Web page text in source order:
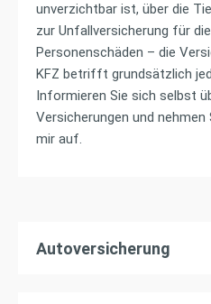
unverzichtbar ist, über die
zur Unfallversicherung für
Personenschäden – die
KFZ betrifft grundsätzlich
Informieren Sie sich selbst
Versicherungen und
mir auf.
Autoversicherung